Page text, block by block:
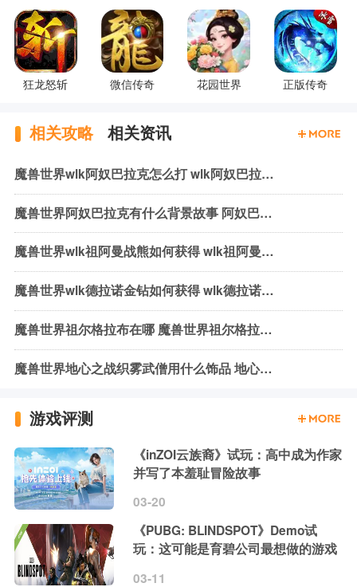
狂龙怒斩 微信传奇 花园世界 正版传奇
相关攻略 相关资讯
魔兽世界wlk阿奴巴拉克怎么打 wlk阿奴巴拉克机制与打法
魔兽世界阿奴巴拉克有什么背景故事 阿奴巴拉克背景故事介绍
魔兽世界wlk祖阿曼战熊如何获得 wlk祖阿曼战熊获取方式介绍
魔兽世界wlk德拉诺金钻如何获得 wlk德拉诺金钻获取方法介绍
魔兽世界祖尔格拉布在哪 魔兽世界祖尔格拉布位置介绍
魔兽世界地心之战织雾武僧用什么饰品 地心之战织雾武僧饰品推荐
游戏评测
《inZOI云族裔》试玩：高中成为作家
并写了本羞耻冒险故事
03-20
《PUBG: BLINDSPOT》Demo试
玩：这可能是育碧公司最想做的游戏
03-11